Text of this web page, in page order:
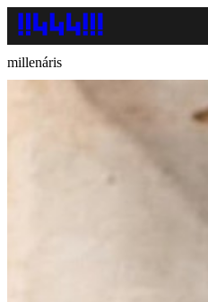
millenáris